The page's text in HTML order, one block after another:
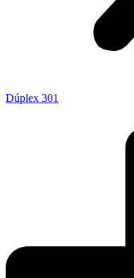
Dúplex 301